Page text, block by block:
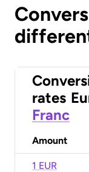
rates
Franc
Amount
1 EUR